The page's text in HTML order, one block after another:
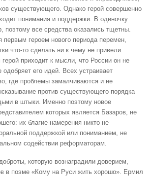
существующего. Однако герой совершенно
понимания и поддержки. В одиночку
поэтому все средства оказались тщетны.
первым героем нового периода перемен,
что-то сделать ни к чему не привели.
приходит к мысли, что России он не
одобряет его идей. Всех устраивает
где проблемы замалчиваются и не
против существующего порядка
в штыки. Именно поэтому новое
которых является Базаров, не
их благие намерения никто не
поддержкой или пониманием, не
содействии реформаторам.
которую вознаградили доверием,
в поэме «Кому на Руси жить хорошо». Ермил